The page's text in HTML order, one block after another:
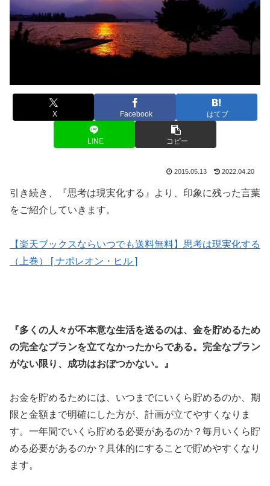
X Facebook はてブ
LINE コピー
2015.05.13 2022.04.20
引き続き、『思考は現実化する』より、印象に残った言葉
をご紹介していきます。
【楽天ブックスならいつでも送料無料】思考は現実化する
（上巻） [ ナポレオン・ヒル ]
『多くの人々が不本意な生活を送るのは、金を貯めるため
の完全なプランを立てなかったからである。完全なプラン
がない限り、成功はおぼつかない。』
お金を貯めるためには、いつまでにいくら貯めるのか、期
限と金額まで明確にした方が、計画が立てやすくなりま
す。一年間でいくら貯める必要があるのか？毎月いくら貯
める必要があるのか？具体的にすることで貯めやすくなり
ます。